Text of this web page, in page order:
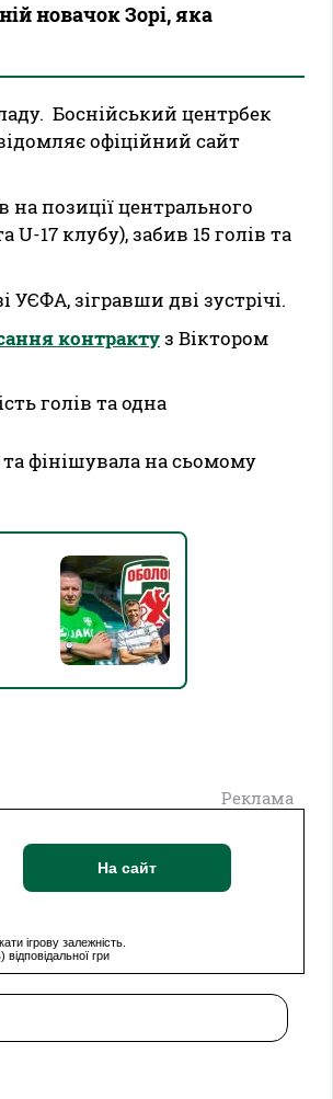
новачок Зорі, яка
Боснійський центрбек
офіційний сайт
на позиції центрального
17 клубу), забив 15 голів та
зігравши дві зустрічі.
контрактуз Віктором
голів та одна
та фінішувала на сьомому
Реклама
На сайт
ігрову залежність.
гри